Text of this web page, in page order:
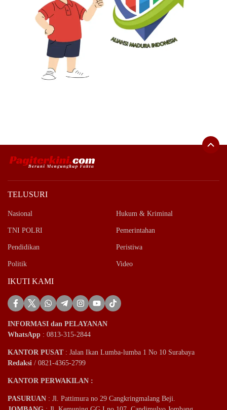
TELUSURI
Nasional Hukum & Kriminal
TNI POLRI Pemerintahan
Pendidikan Peristiwa
Politik Video
IKUTI KAMI
INFORMASI dan PELAYANAN
WhatsApp : 0813-315-2844
KANTOR PUSAT: Jalan Ikan Lumba-lumba 1 No 10 Surabaya
Redaksi / 0821-4365-2799
KANTOR PERWAKILAN :
PASURUAN : Jl. Pattimura no 29 Cangkringmalang Beji.